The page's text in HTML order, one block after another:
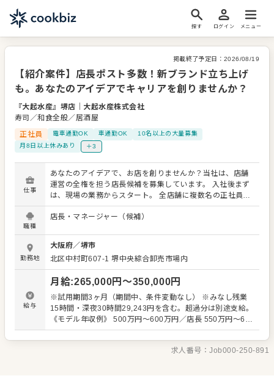
探す ログイン メニュー
掲載終了予定日： 2026/08/19
【紹介案件】店長ポスト多数！新ブランド立ち上げ
も。あなたのアイデアでキャリアを創りませんか？
『大起水産』堺店
大起水産株式会社
寿司／和食全般／居酒屋
正社員
電車通勤OK 車通勤OK
10名以上の大量募集
月8日以上休みあり
＋3
仕事
あなたのアイデアで、お店を創りませんか？当社は、店舗
運営の全権を担う店長候補を募集しています。 入社後まず
は、現場の業務からスタート。 全店舗に複数名の正社員が
常駐しているので、先輩社員が丁寧にサポートします。 店
舗運営のノウハウを習得後、店長として、売上管理、スタ
ます。 今後も新たなブランドを続々と展開予定。成長企業
で、あなたのキャリアを築いていきませんか？ ＜おすすめ
ポイント＞ 各店舗に大きな裁量があり、あなたのアイデア
がお店を動かします。 複数名の正社員が常駐しているた
め、サポート体制が充実。今後も新ブランドを続々展開予
定で、キャリアアップのチャンスも豊富です。
職種
店長・マネージャー（候補）
勤務地
大阪府／堺市
北区中村町607-1 堺中央綜合卸売市場内
給与
月給:265,000円〜350,000円
※試用期間3ヶ月（期間中、条件変動なし） ※みなし残業
15時間・深夜30時間29,243円を含む。超過分は別途支給。
《モデル年収例》 500万円～600万円／店長 550万円～650
万円／エリア長・ブロック長 650万円以上／課長
求人番号：Job000-250-891